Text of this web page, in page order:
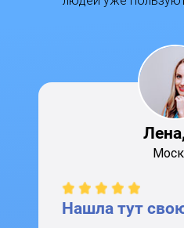
Нашла тут